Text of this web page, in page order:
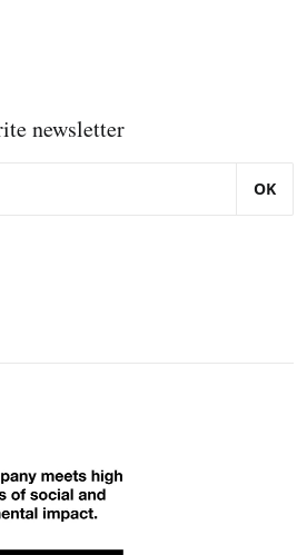
newsletter
OK